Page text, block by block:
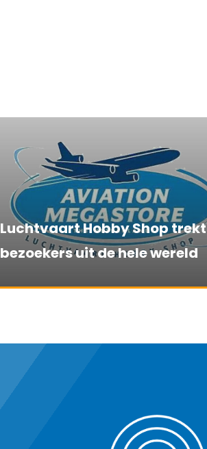
Luchtvaart Hobby Shop trekt
bezoekers uit de hele wereld